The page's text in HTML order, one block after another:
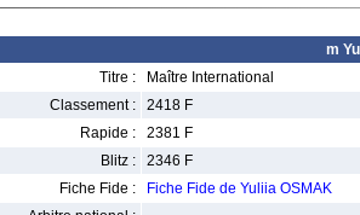
m
Titre :
Maître International
Classement :
2418 F
Rapide :
2381 F
Blitz :
2346 F
Fiche Fide :
Fiche Fide de Yuliia OSMAK